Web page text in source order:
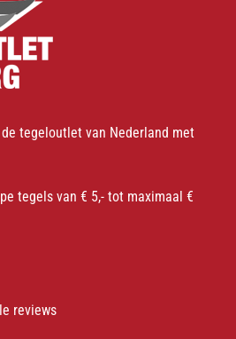
tegeloutlet van Nederland met
tegels van € 5,- tot maximaal €
reviews